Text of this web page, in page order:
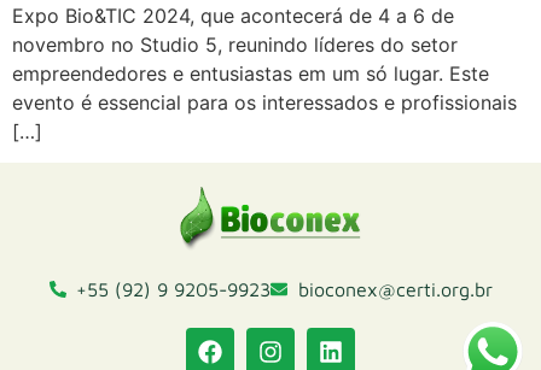
Expo Bio&TIC 2024, que acontecerá de 4 a 6 de
novembro no Studio 5, reunindo líderes do setor
empreendedores e entusiastas em um só lugar. Este
evento é essencial para os interessados e profissionais
[…]
+55 (92) 9 9205-9923 bioconex@certi.org.br